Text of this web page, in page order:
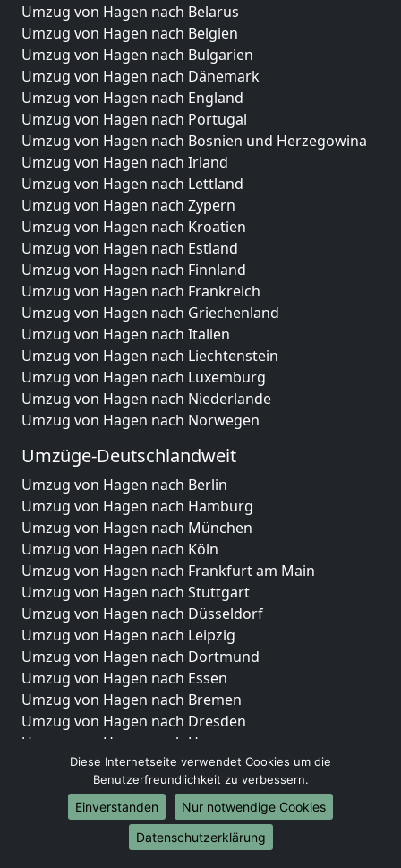
Umzug von Hagen nach Belarus
Umzug von Hagen nach Belgien
Umzug von Hagen nach Bulgarien
Umzug von Hagen nach Dänemark
Umzug von Hagen nach England
Umzug von Hagen nach Portugal
Umzug von Hagen nach Bosnien und Herzegowina
Umzug von Hagen nach Irland
Umzug von Hagen nach Lettland
Umzug von Hagen nach Zypern
Umzug von Hagen nach Kroatien
Umzug von Hagen nach Estland
Umzug von Hagen nach Finnland
Umzug von Hagen nach Frankreich
Umzug von Hagen nach Griechenland
Umzug von Hagen nach Italien
Umzug von Hagen nach Liechtenstein
Umzug von Hagen nach Luxemburg
Umzug von Hagen nach Niederlande
Umzug von Hagen nach Norwegen
Umzüge-Deutschlandweit
Umzug von Hagen nach Berlin
Umzug von Hagen nach Hamburg
Umzug von Hagen nach München
Umzug von Hagen nach Köln
Umzug von Hagen nach Frankfurt am Main
Umzug von Hagen nach Stuttgart
Umzug von Hagen nach Düsseldorf
Umzug von Hagen nach Leipzig
Umzug von Hagen nach Dortmund
Umzug von Hagen nach Essen
Umzug von Hagen nach Bremen
Umzug von Hagen nach Dresden
Umzug von Hagen nach Hannover
Umzug von Hagen nach Nürnberg
Umzug von Hagen nach Duisburg
Umzug von Hagen nach Bochum
Umzug von Hagen nach Wuppertal
Umzug von Hagen nach Bielefeld
Diese Internetseite verwendet Cookies um die
Benutzerfreundlichkeit zu verbessern.
Einverstanden
Nur notwendige Cookies
Datenschutzerklärung